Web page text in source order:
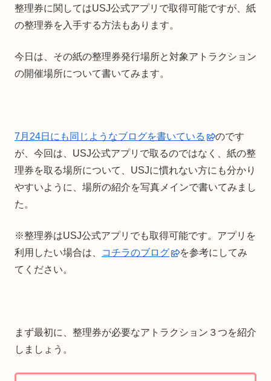
整理券に関してはUSJ公式アプリで取得可能ですが、紙
の整理券を入手する方法もあります。
今日は、その紙の整理券発行場所と対象アトラクション
の開催場所について書いてみます。
7月24日にも同じようなブログを書いている
のです
が、今回は、USJ公式アプリで取るのではなく、紙の整
理券を取る場所について、USJに慣れない方にも分かり
やすいように、場所の紹介を写真メインで書いてみまし
た。
※整理券はUSJ公式アプリでも取得可能です。アプリを
利用したい場合は、
コチラのブログ
を参考にしてみ
てください。
まず最初に、整理券が必要なアトラクション３つを紹介
しましょう。